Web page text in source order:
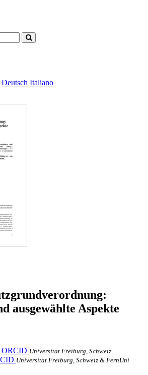
Deutsch Italiano
ausgewählte Aspekte
ORCID Universität Freiburg, Schweiz
Universität Freiburg, Schweiz & FernUni